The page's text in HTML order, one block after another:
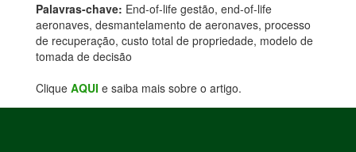
Palavras-chave: End-of-life gestão, end-of-life
aeronaves, desmantelamento de aeronaves, processo
de recuperação, custo total de propriedade, modelo de
tomada de decisão
Clique AQUI e saiba mais sobre o artigo.